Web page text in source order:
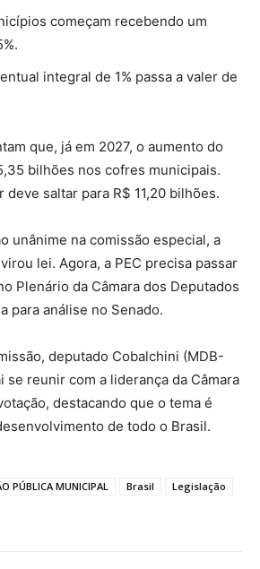
começam recebendo um
integral de 1% passa a valer de
que, já em 2027, o aumento do
bilhões nos cofres municipais.
deve saltar para R$ 11,20 bilhões.
unânime na comissão especial, a
lei. Agora, a PEC precisa passar
Plenário da Câmara dos Deputados
para análise no Senado.
deputado Cobalchini (MDB-
se reunir com a liderança da Câmara
destacando que o tema é
de todo o Brasil.
PÚBLICA MUNICIPAL Brasil
Legislação